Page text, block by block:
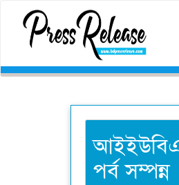
পর্ব সম্পন্ন